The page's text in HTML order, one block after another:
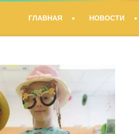
ГЛАВНАЯ НОВОСТИ